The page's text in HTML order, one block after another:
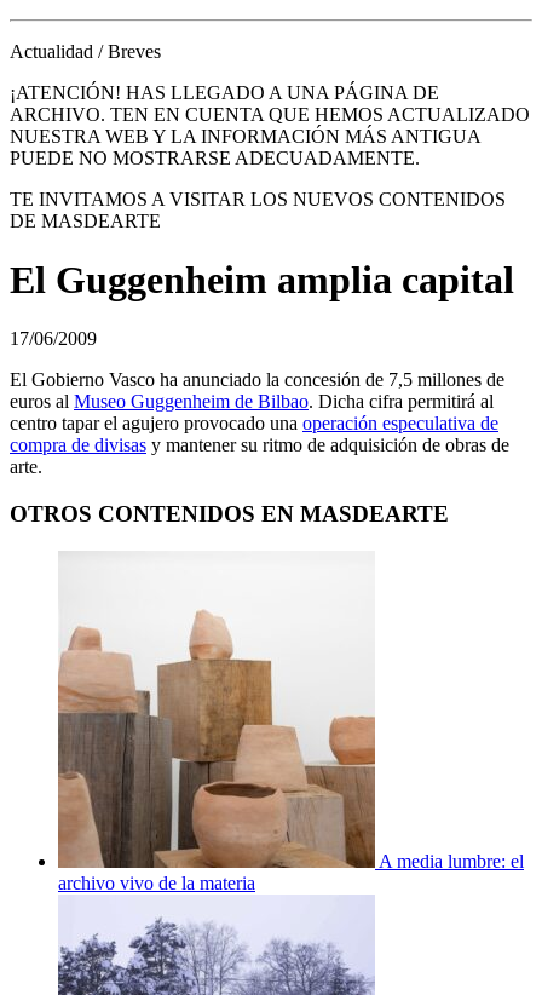
Actualidad / Breves
¡ATENCIÓN! HAS LLEGADO A UNA PÁGINA DE
ARCHIVO. TEN EN CUENTA QUE HEMOS ACTUALIZADO
NUESTRA WEB Y LA INFORMACIÓN MÁS ANTIGUA
PUEDE NO MOSTRARSE ADECUADAMENTE.
TE INVITAMOS A VISITAR LOS NUEVOS CONTENIDOS
DE MASDEARTE
El Guggenheim amplia capital
17/06/2009
El Gobierno Vasco ha anunciado la concesión de 7,5 millones de
euros al Museo Guggenheim de Bilbao. Dicha cifra permitirá al
centro tapar el agujero provocado una operación especulativa de
compra de divisas y mantener su ritmo de adquisición de obras de
arte.
OTROS CONTENIDOS EN MASDEARTE
A media lumbre: el
archivo vivo de la materia